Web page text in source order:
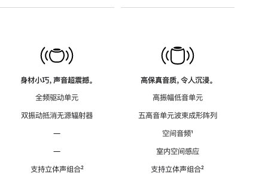
身材小巧，声音超震撼。
全频驱动单元
双振动抵消无源辐射器
—
—
支持立体声组合脚
²
高保真音质，令人沉浸。
高振幅低音单元
五高音单元波束成形阵列
空间音频脚
¹
室内空间感应
支持立体声组合脚
²